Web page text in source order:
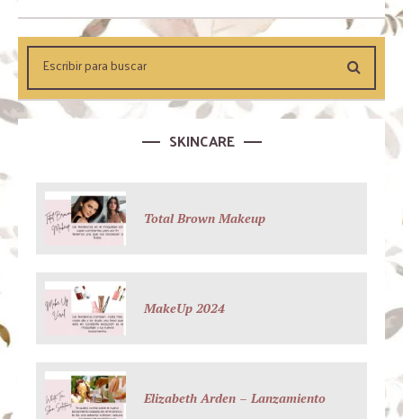
SKINCARE
Total Brown Makeup
MakeUp 2024
Elizabeth Arden – Lanzamiento